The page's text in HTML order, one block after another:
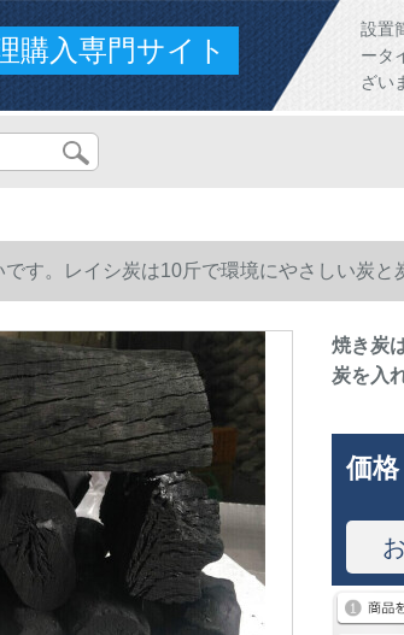
購入専門サイト
設置
ータ
ざい
す。レイシ炭は10斤で環境にやさしい炭と
焼き炭
炭を入
価格